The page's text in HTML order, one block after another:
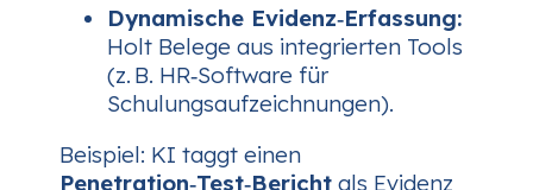
Dynamische Evidenz‑Erfassung:
Holt Belege aus integrierten Tools
(z. B. HR‑Software für
Schulungsaufzeichnungen).
Beispiel: KI taggt einen
Penetration‑Test‑Bericht als Evidenz